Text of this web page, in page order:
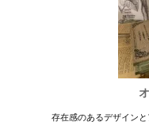
存在感のあるデザイン